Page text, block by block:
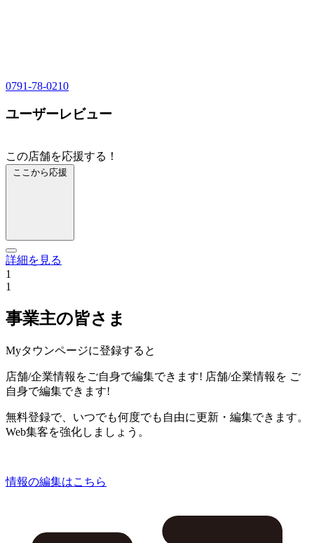
0791-78-0210
ユーザーレビュー
この店舗を応援する！
ここから応援
詳細を見る
1
1
事業主の皆さま
Myタウンページに登録すると
店舗/企業情報をご自身で編集できます! 店舗/企業情報を ご
自身で編集できます!
無料登録で、いつでも何度でも自由に更新・編集できます。
Web集客を強化しましょう。
情報の編集はこちら